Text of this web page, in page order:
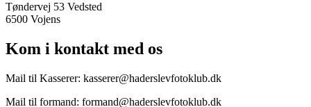
Tøndervej 53 Vedsted
6500 Vojens
Kom i kontakt med os
Mail til Kasserer: kasserer@haderslevfotoklub.dk
Mail til formand: formand@haderslevfotoklub.dk